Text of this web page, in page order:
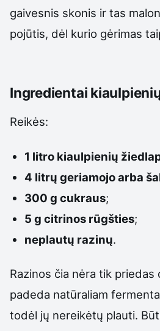
gaivesnis skonis ir tas
pojūtis, dėl kurio gėrimas
Ingredientai
Reikės:
1 litro kiaulpienių
4 litrų geriamojo arba
300 g cukraus;
5 g citrinos rūgšties;
neplautų razinų.
Razinos čia nėra tik priedas
padeda natūraliam
todėl jų nereikėtų plauti.